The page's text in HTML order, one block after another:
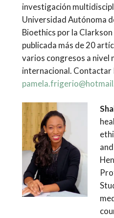
investigación
Universidad Autónoma
Bioethics por la
publicada más de 20
varios congresos a nivel
internacional. Contactar